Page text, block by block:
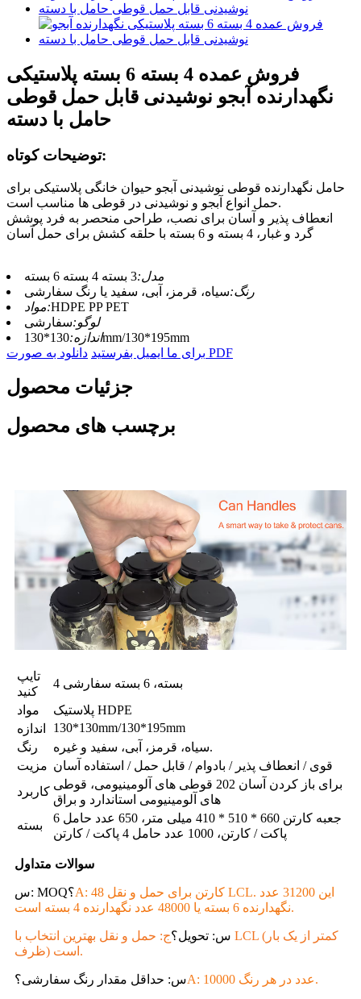
فروش عمده 4 بسته 6 بسته پلاستیکی
نگهدارنده آبجو نوشیدنی قابل حمل قوطی
حامل با دسته
توضیحات کوتاه:
حامل نگهدارنده قوطی نوشیدنی آبجو حیوان خانگی پلاستیکی برای
حمل انواع آبجو و نوشیدنی در قوطی ها مناسب است.
انعطاف پذیر و آسان برای نصب، طراحی منحصر به فرد پوشش
گرد و غبار، 4 بسته و 6 بسته با حلقه کشش برای حمل آسان
مدل:3 بسته 4 بسته 6 بسته
رنگ:سیاه، قرمز، آبی، سفید یا رنگ سفارشی
مواد:HDPE PP PET
لوگو:سفارشی
اندازه:130*130mm/130*195mm
برای ما ایمیل بفرستید دانلود به صورت PDF
جزئیات محصول
برچسب های محصول
تایپ
کنید
4 بسته، 6 بسته سفارشی
مواد
پلاستیک HDPE
اندازه
130*130mm/130*195mm
رنگ
سیاه، قرمز، آبی، سفید و غیره.
مزیت قوی / انعطاف پذیر / بادوام / قابل حمل / استفاده آسان
کاربرد
برای باز کردن آسان 202 قوطی های آلومینیومی، قوطی
های آلومینیومی استاندارد و براق
بسته
جعبه کارتن 660 * 510 * 410 میلی متر، 650 عدد حامل 6
پاکت / کارتن، 1000 عدد حامل 4 پاکت / کارتن
سوالات متداول
س: MOQ؟A: 48 کارتن برای حمل و نقل LCL. این 31200 عدد
نگهدارنده 6 بسته یا 48000 عدد نگهدارنده 4 بسته است.
س: تحویل؟ج: حمل و نقل بهترین انتخاب با LCL (کمتر از یک بار
ظرف) است.
س: حداقل مقدار رنگ سفارشی؟ A: 10000 عدد در هر رنگ.